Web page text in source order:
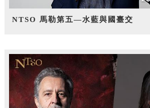
NTSO 馬勒第五—水藍與國臺交